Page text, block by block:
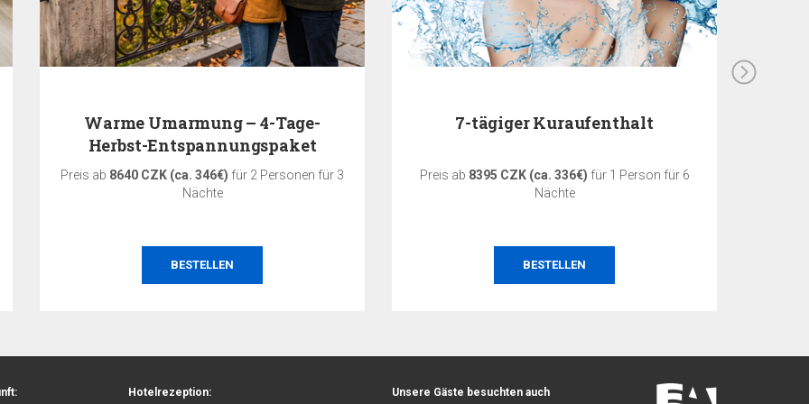
Warme Umarmung – 4-Tage-
Herbst-Entspannungspaket
Preis ab 8640 CZK (ca. 346€) für 2 Personen für 3
Nächte
BESTELLEN
7-tägiger Kuraufenthalt
Preis ab 8395 CZK (ca. 336€) für 1 Person für 6
Nächte
BESTELLEN
Hotelrezeption: Unsere Gäste besuchten auch